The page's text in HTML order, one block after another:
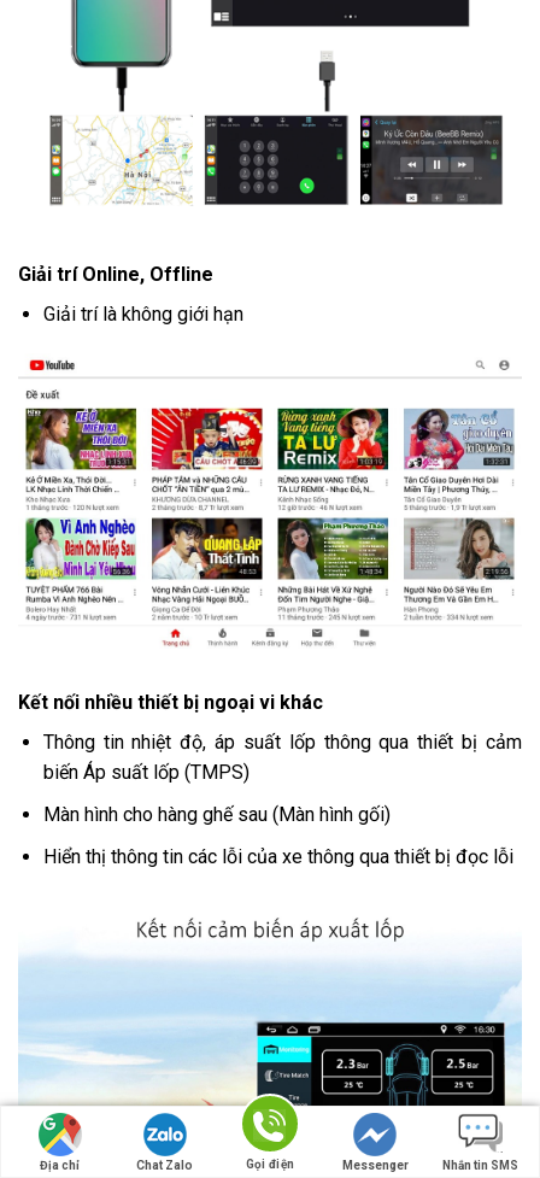
Giải trí Online, Offline
Giải trí là không giới hạn
Kết nối nhiều thiết bị ngoại vi khác
Thông tin nhiệt độ, áp suất lốp thông qua thiết bị cảm
biến Áp suất lốp (TMPS)
Màn hình cho hàng ghế sau (Màn hình gối)
Hiển thị thông tin các lỗi của xe thông qua thiết bị đọc lỗi
Địa chỉ Chat Zalo Gọi điện Messenger Nhắn tin SMS